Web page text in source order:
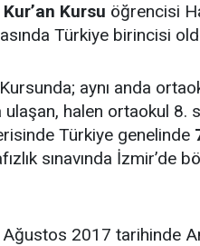
Kursu öğrencisi
Türkiye birincisi
aynı anda
ulaşan, halen ortaokul 8.
Türkiye genelinde
sınavında İzmir’de
2017 tarihinde